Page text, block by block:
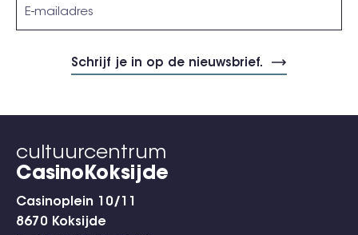
cultuurcentrum
CasinoKoksijde
Casinoplein 10/11
8670 Koksijde